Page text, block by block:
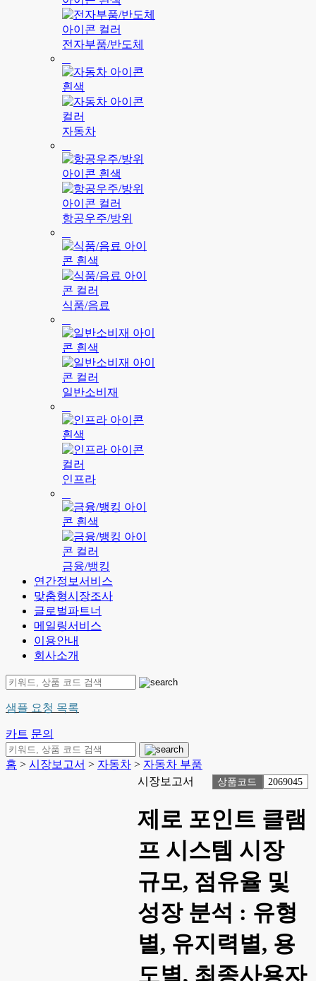
전자부품/반도체
자동차
항공우주/방위
식품/음료
일반소비재
인프라
금융/뱅킹
연간정보서비스
맞춤형시장조사
글로벌파트너
메일링서비스
이용안내
회사소개
샘플 요청 목록
카트 문의
홈 > 시장보고서 > 자동차 > 자동차 부품
시장보고서
상품코드 2069045
제로 포인트 클램
프 시스템 시장
규모, 점유율 및
성장 분석 : 유형
별, 유지력별, 용
도별, 최종사용자